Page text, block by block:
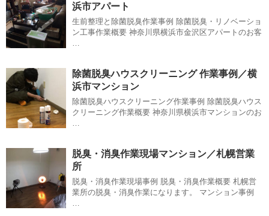
浜市アパート
生前整理と除菌脱臭作業事例 除菌脱臭・リノベーショ
ン工事作業概要 神奈川県横浜市金沢区アパートのお客
…
除菌脱臭ハウスクリーニング 作業事例／横
浜市マンション
除菌脱臭ハウスクリーニング作業事例 除菌脱臭ハウス
クリーニング作業概要 神奈川県横浜市マンションのお
…
脱臭・消臭作業現場マンション／札幌営業
所
脱臭・消臭作業現場事例 脱臭・消臭作業概要 札幌営
業所の脱臭・消臭作業になります。 マンション事例
…